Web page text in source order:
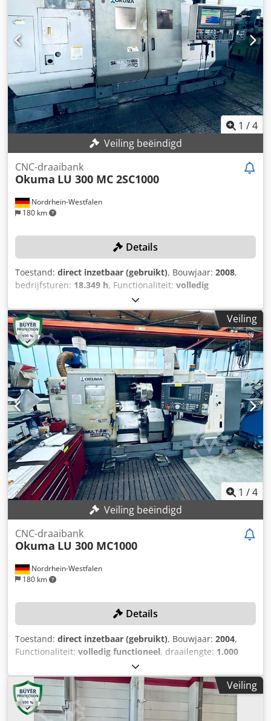
1 /4
Veiling beëindigd
Nordrhein-Westfalen
180 km
CNC-draaibank
Okuma LU 300 MC 2SC1000
Details
Toestand: direct inzetbaar (gebruikt), Bouwjaar: 2008,
bedrijfsturen: 18.349 h, Functionaliteit: volledig
1.000 mm
mm, spilsnelheid (max.):4.800 rpm, controller model:OSP
P200L, Uitrusting:spanenafvoer, TECHNISCHE GEGEVENS
Dcedpfxsy Txycj Aphok Draailengte: 1.000 mm
Draaidiameter: 340 mm Spilsnelheid (max.): 4.800 tpm
Assen: 4 Gereedschaprevolver A: VDI40 V12 met
aangedreven gereedschappen Gereedschaprevolver B:
VDI40 V8 MACHINEGEGEVENS Besturing: OSP P200L
Bedrijfsuren: 18.349 h UITRUSTING Touchsetter
Spaanafvoer Koelmiddelstation Standaard spilboring
Taille: handmatig
Veiling
1 /4
Veiling beëindigd
Nordrhein-Westfalen
180 km
CNC-draaibank
Okuma LU 300 MC1000
Details
Toestand: direct inzetbaar (gebruikt), Bouwjaar: 2004,
Functionaliteit: volledig functioneel, draailengte: 1.000
350 mm
spilsnelheid (max.):5.200 rpm, Uitrusting:spanenafvoer,
TECHNISCHE DETAILS Draaidiameter over dwarsslede: 370
mm Draailengte: 1.000 mm Draaidiameter: 350 mm
Spilboring: 62 mm Spiltoerental (max.): 5.200 tpm
Veiling